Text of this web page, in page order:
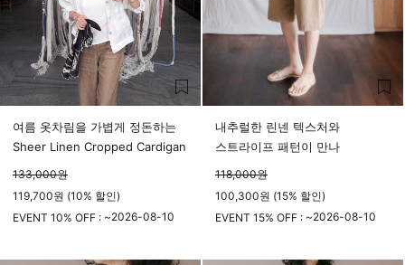
여름 옷차림을 가볍게 정돈하는
Sheer Linen Cropped Cardigan
133,000원
119,700원 (10% 할인)
EVENT 10% OFF : ~2026-08-10
내추럴한 린넨 텍스처와
스트라이프 패턴이 만나
118,000원
100,300원 (15% 할인)
EVENT 15% OFF : ~2026-08-10